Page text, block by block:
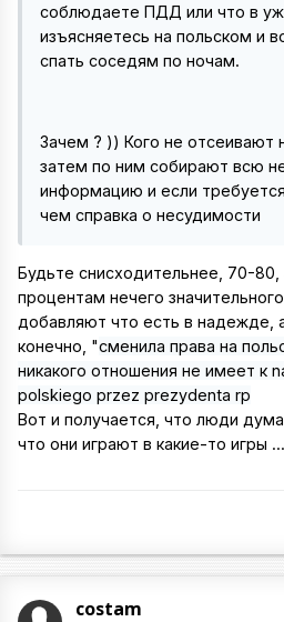
соблюдаете ПДД или что в
изъясняетесь на польском и
спать соседям по ночам.
Зачем ? )) Кого не отсеивают
затем по ним собирают всю
информацию и если
чем справка о несудимости
Будьте снисходительнее, 70-
процентам нечего
добавляют что есть в надежде,
конечно, "сменила права на
никакого отношения не имеет к
polskiego przez prezydenta rp
Вот и получается, что люди
что они играют в какие-то игры
costam